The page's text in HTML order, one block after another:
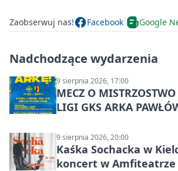
Zaobserwuj nas! Facebook Google
Nadchodzące wydarzenia
9 sierpnia 2026, 17:00
MECZ O MISTRZOSTWO
LIGI GKS ARKA
9 sierpnia 2026, 20:00
Kaśka Sochacka w
koncert w Amfiteatrze